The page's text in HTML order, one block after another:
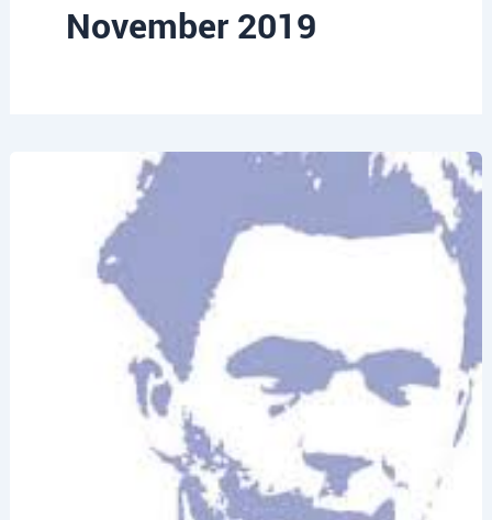
November 2019